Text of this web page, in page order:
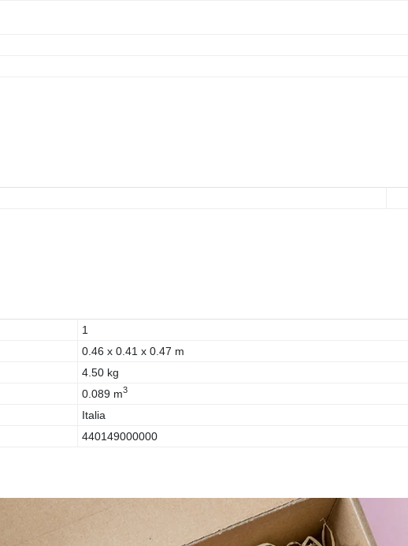
1
0.46 x 0.41 x 0.47 m
4.50 kg
0.089 m3
Italia
440149000000